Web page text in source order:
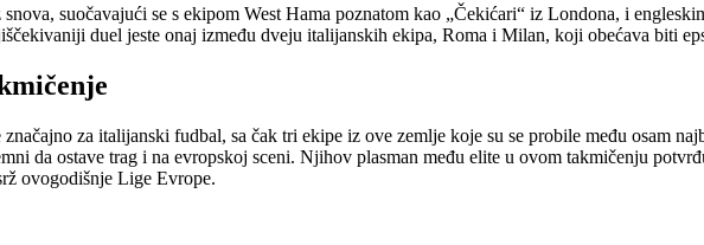
suočavajući se s ekipom West Hama poznatom kao „Čekićari“ iz Londona, i
duel jeste onaj između dveju italijanskih ekipa, Roma i Milan, koji obećava biti
za italijanski fudbal, sa čak tri ekipe iz ove zemlje koje su se probile među osam
da ostave trag i na evropskoj sceni. Njihov plasman među elite u ovom takmičenju
ovogodišnje Lige Evrope.